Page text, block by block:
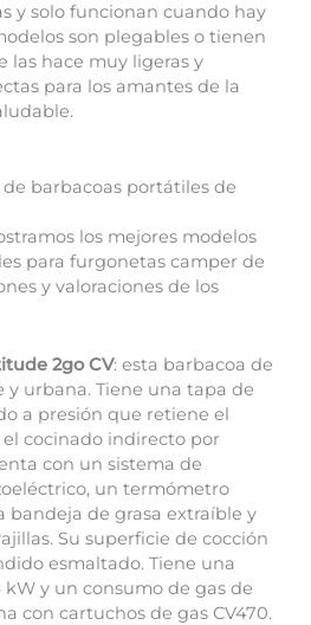
y solo funcionan cuando hay
son plegables o tienen
las hace muy ligeras y
para los amantes de la
barbacoas portátiles de
los mejores modelos
para furgonetas camper de
y valoraciones de los
2go CV: esta barbacoa de
y urbana. Tiene una tapa de
a presión que retiene el
cocinado indirecto por
con un sistema de
un termómetro
bandeja de grasa extraíble y
Su superficie de cocción
esmaltado. Tiene una
kW y un consumo de gas de
con cartuchos de gas CV470.